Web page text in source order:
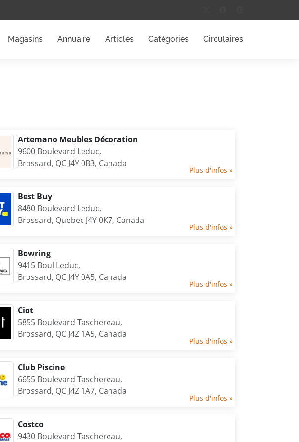
Magasins Annuaire Articles Catégories Circulaires
Artemano Meubles Décoration
9600 Boulevard Leduc,
Brossard, QC J4Y 0B3, Canada
Plus d'infos »
Best Buy
8480 Boulevard Leduc,
Brossard, Quebec J4Y 0K7, Canada
Plus d'infos »
Bowring
9415 Boul Leduc,
Brossard, QC J4Y 0A5, Canada
Plus d'infos »
Ciot
5855 Boulevard Taschereau,
Brossard, QC J4Z 1A5, Canada
Plus d'infos »
Club Piscine
6655 Boulevard Taschereau,
Brossard, QC J4Z 1A7, Canada
Plus d'infos »
Costco
9430 Boulevard Taschereau,